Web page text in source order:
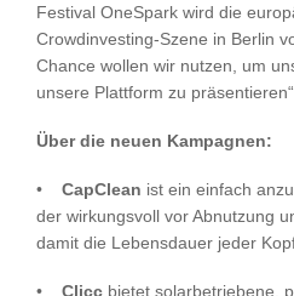
Festival OneSpark wird die
Crowdinvesting-Szene in Berlin
Chance wollen wir nutzen, um
unsere Plattform zu
Über die neuen Kampagnen:
• CapClean ist ein einfach
der wirkungsvoll vor Abnutzung
damit die Lebensdauer jeder
• Clicc bietet solarbetriebene,